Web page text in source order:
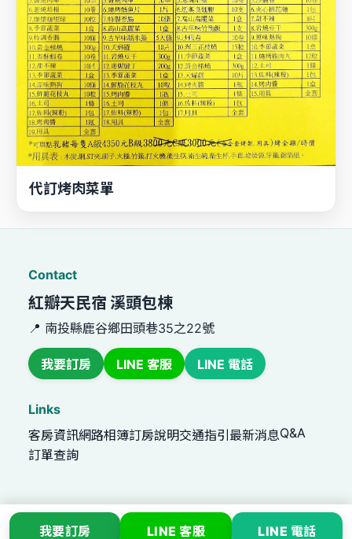
Contact
紅瓣天民宿 溪頭包棟
📍 南投縣鹿谷鄉田頭巷35之22號
我要訂房 LINE 客服 LINE 電話
Links
南投20-24人包棟-溪頭 - 紅瓣天民宿 溪頭包棟民宿
©2026616Stay 趣旅行 ALL Right Reserved
我要訂房 LINE 客服 LINE 電話